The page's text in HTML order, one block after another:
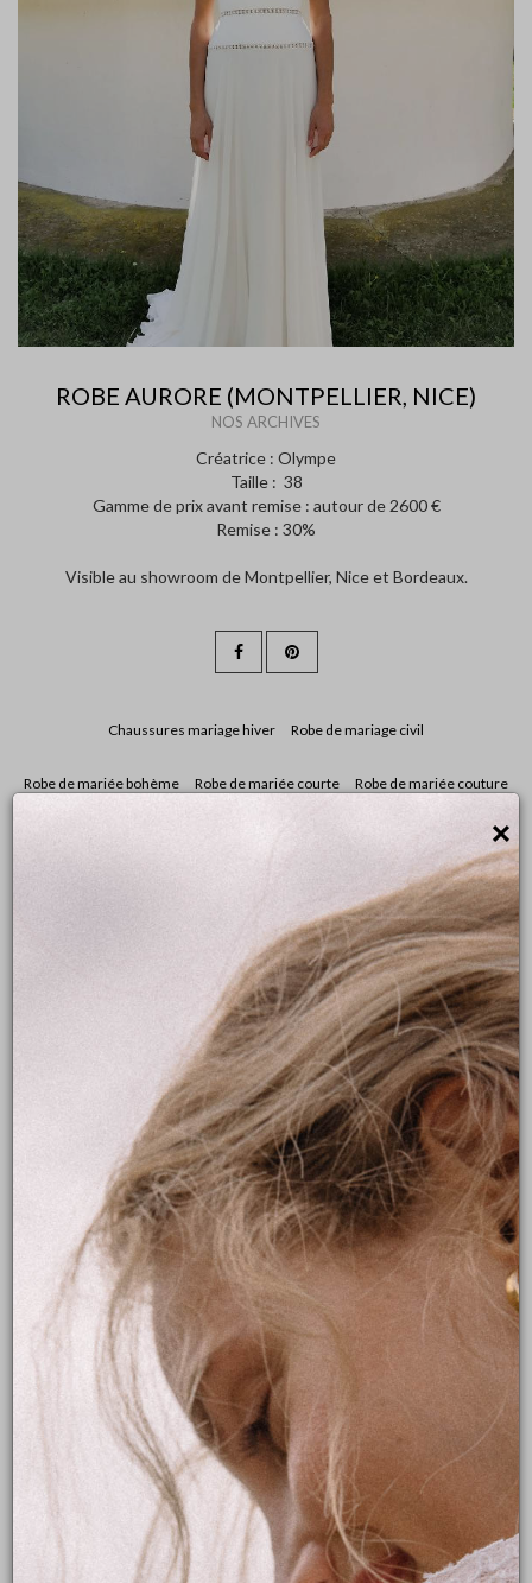
×
ROBE AURORE (MONTPELLIER, NICE)
NOS ARCHIVES
Créatrice : Olympe
Taille : 38
Gamme de prix avant remise : autour de 2600 €
Remise : 30%
Visible au showroom de Montpellier, Nice et Bordeaux.
Chaussures mariage hiver Robe de mariage civil
Robe de mariée bohème Robe de mariée courte Robe de mariée couture
Robe de mariée fluide
Robe de mariée moins de 2500€
Robe de mariée simple Tendance robes de mariée 2019
Prendre rendez-vous